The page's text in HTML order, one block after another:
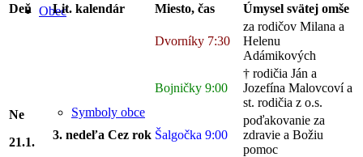
Obec
Symboly obce
Deň Lit. kalendár Miesto, čas Úmysel svätej omše
Ne
21.1.
3. nedeľa Cez rok
Dvorníky 7:30
za rodičov Milana a
Helenu
Adámikových
Bojničky 9:00
† rodičia Ján a
Jozefína Malovcoví a
st. rodičia z o.s.
Šalgočka 9:00
poďakovanie za
zdravie a Božiu
pomoc